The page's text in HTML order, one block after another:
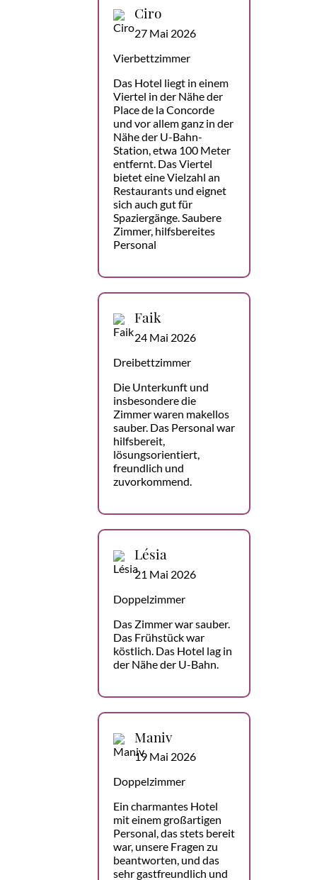
Ciro
27 Mai 2026
Vierbettzimmer
Das Hotel liegt in einem
Viertel in der Nähe der
Place de la Concorde
und vor allem ganz in der
Nähe der U-Bahn-
Station, etwa 100 Meter
entfernt. Das Viertel
bietet eine Vielzahl an
Restaurants und eignet
sich auch gut für
Spaziergänge. Saubere
Zimmer, hilfsbereites
Personal
Faik
24 Mai 2026
Dreibettzimmer
Die Unterkunft und
insbesondere die
Zimmer waren makellos
sauber. Das Personal war
hilfsbereit,
lösungsorientiert,
freundlich und
zuvorkommend.
Lésia
21 Mai 2026
Doppelzimmer
Das Zimmer war sauber.
Das Frühstück war
köstlich. Das Hotel lag in
der Nähe der U-Bahn.
Maniv
19 Mai 2026
Doppelzimmer
Ein charmantes Hotel
mit einem großartigen
Personal, das stets bereit
war, unsere Fragen zu
beantworten, und das
sehr gastfreundlich und